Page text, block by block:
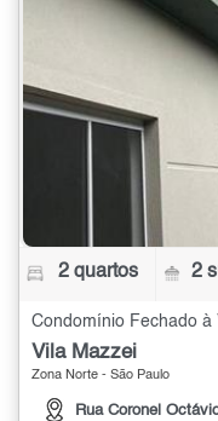
2 quartos 2
Condomínio Fechado à
Vila Mazzei
Zona Norte - São Paulo
Rua Coronel